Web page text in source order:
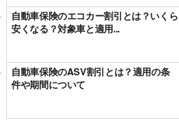
自動車保険のエコカー割引とは？いくら
安くなる？対象車と適用...
自動車保険のASV割引とは？適用の条
件や期間について